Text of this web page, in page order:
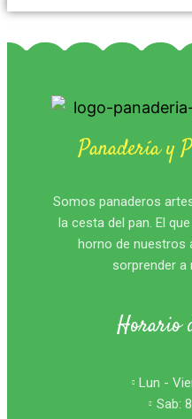
Panadería y
Somos panaderos
la cesta del pan. El
horno de nuestros
sorprender a
Horario
Lun -
Sab: